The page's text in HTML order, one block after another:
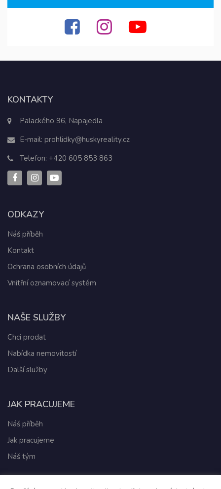
KONTAKTY
Palackého 96, Napajedla
E-mail: prohlidky@huskyreality.cz
Telefon: +420 605 853 863
ODKAZY
Náš příběh
Kontakt
Ochrana osobních údajů
Vnitřní oznamovací systém
NAŠE SLUŽBY
Chci prodat
Nabídka nemovitostí
Další služby
JAK PRACUJEME
Náš příběh
Jak pracujeme
Náš tým